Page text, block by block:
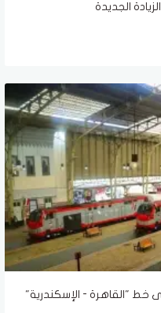
الجديدة
خط "القاهرة - الإسكندرية"